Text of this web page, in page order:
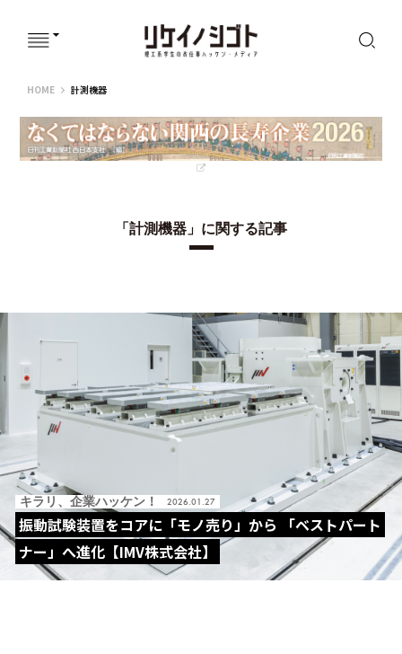
HOMEリケイノシゴト
計測機器
「計測機器」に関する記事
キラリ、企業ハッケン！ 2026.01.27
振動試験装置をコアに「モノ売り」から 「ベストパート
ナー」へ進化【IMV株式会社】